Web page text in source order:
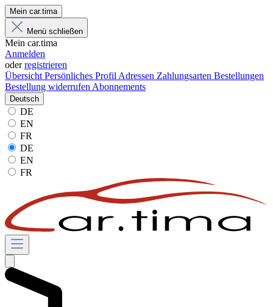
Mein car.tima
Menü schließen
Mein car.tima
Anmelden
oderregistrieren
Übersicht Persönliches Profil Adressen Zahlungsarten Bestellungen
Bestellung widerrufen Abonnements
Deutsch
DE
EN
FR
DE
EN
FR